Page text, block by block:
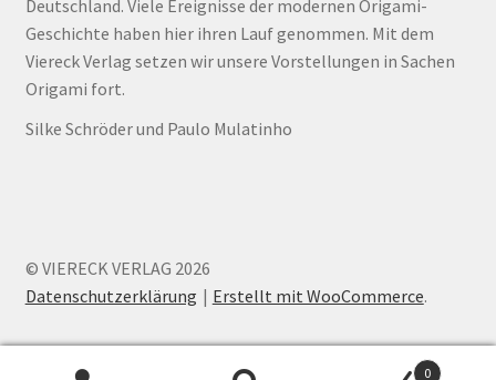
Deutschland. Viele Ereignisse der modernen Origami-
Geschichte haben hier ihren Lauf genommen. Mit dem
Viereck Verlag setzen wir unsere Vorstellungen in Sachen
Origami fort.
Silke Schröder und Paulo Mulatinho
© VIERECK VERLAG 2026
Datenschutzerklärung
Erstellt mit WooCommerce.
0